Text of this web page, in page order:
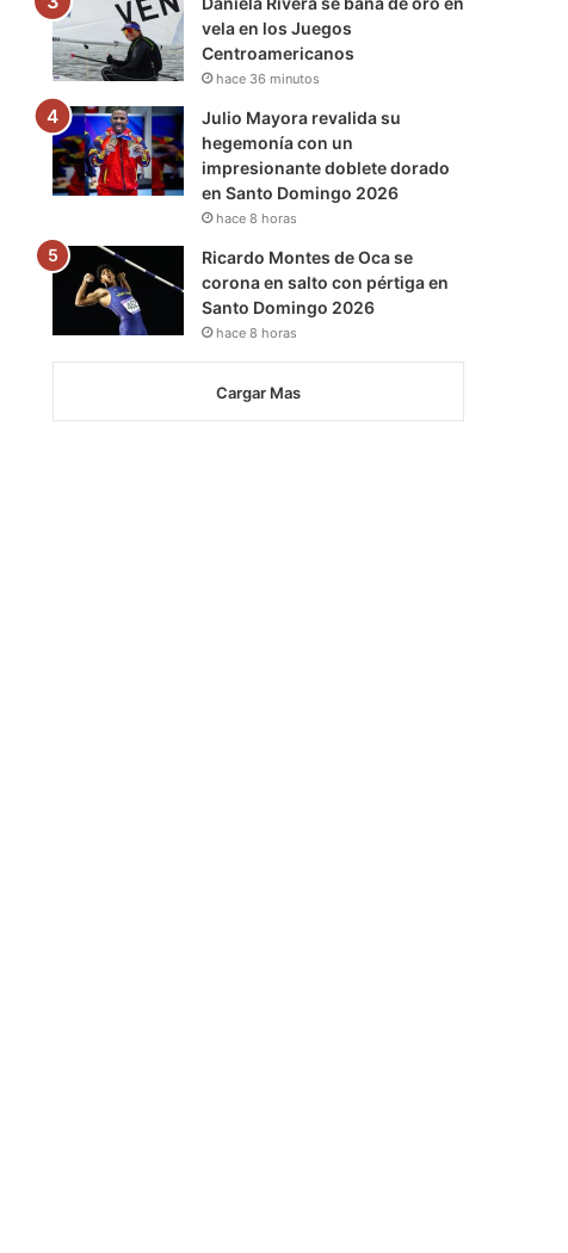
vela en los Juegos
Centroamericanos
hace 36 minutos
Julio Mayora revalida su
hegemonía con un
impresionante doblete dorado
en Santo Domingo 2026
hace 8 horas
Ricardo Montes de Oca se
corona en salto con pértiga en
Santo Domingo 2026
hace 8 horas
Cargar Mas